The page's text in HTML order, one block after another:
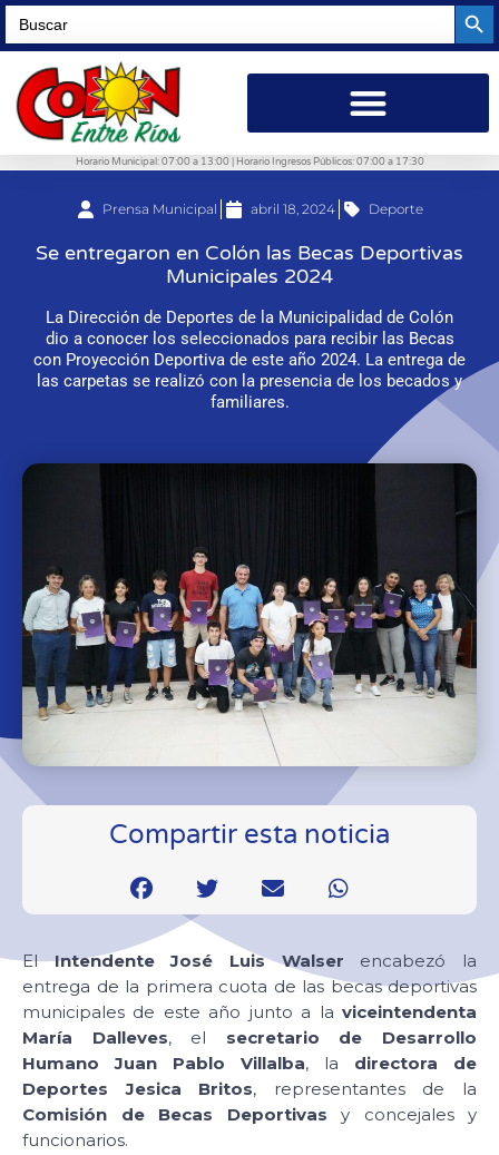
Search
for:
Horario Municipal: 07:00 a 13:00 | Horario Ingresos Públicos: 07:00 a 17:30
Prensa Municipal abril 18, 2024 Deporte
Se entregaron en Colón las Becas Deportivas
Municipales 2024
La Dirección de Deportes de la Municipalidad de Colón
dio a conocer los seleccionados para recibir las Becas
con Proyección Deportiva de este año 2024. La entrega de
las carpetas se realizó con la presencia de los becados y
familiares.
Compartir esta noticia
ElIntendente José Luis Walser encabezó la
entrega de la primera cuota de las becas deportivas
municipales de este año junto a la viceintendenta
María Dalleves, el secretario de Desarrollo
Humano Juan Pablo Villalba, la directora de
Deportes Jesica Britos, representantes de la
Comisión de Becas Deportivas y concejales y
funcionarios.